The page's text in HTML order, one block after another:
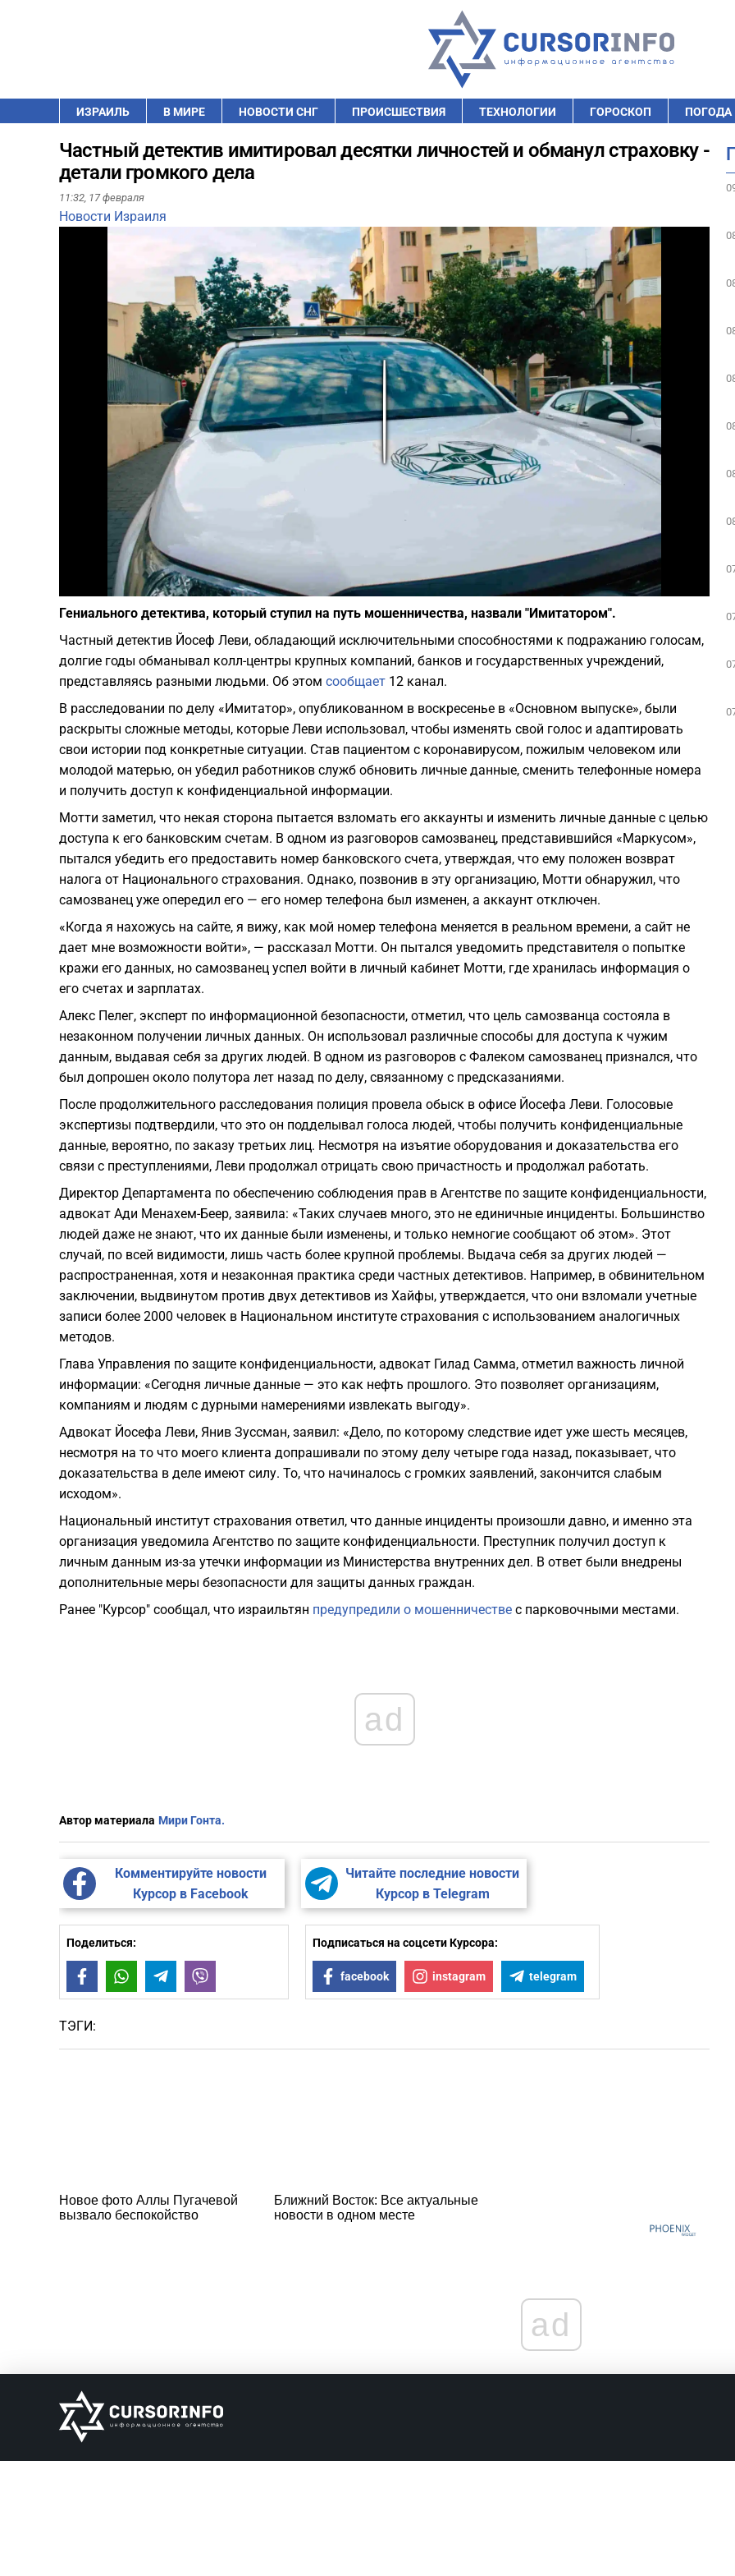
ИЗРАИЛЬ В МИРЕ НОВОСТИ СНГ ПРОИСШЕСТВИЯ ТЕХНОЛОГИИ ГОРОСКОП ПОГОДА
Частный детектив имитировал десятки личностей и обманул страховку -
детали громкого дела
11:32, 17 февраля
Новости Израиля
Play
Фото: depositphotos.com
Гениального детектива, который ступил на путь мошенничества, назвали "Имитатором".
Частный детектив Йосеф Леви, обладающий исключительными способностями к подражанию голосам,
долгие годы обманывал колл-центры крупных компаний, банков и государственных учреждений,
представляясь разными людьми. Об этом сообщает 12 канал.
В расследовании по делу «Имитатор», опубликованном в воскресенье в «Основном выпуске», были
раскрыты сложные методы, которые Леви использовал, чтобы изменять свой голос и адаптировать
свои истории под конкретные ситуации. Став пациентом с коронавирусом, пожилым человеком или
молодой матерью, он убедил работников служб обновить личные данные, сменить телефонные номера
и получить доступ к конфиденциальной информации.
Мотти заметил, что некая сторона пытается взломать его аккаунты и изменить личные данные с целью
доступа к его банковским счетам. В одном из разговоров самозванец, представившийся «Маркусом»,
пытался убедить его предоставить номер банковского счета, утверждая, что ему положен возврат
налога от Национального страхования. Однако, позвонив в эту организацию, Мотти обнаружил, что
самозванец уже опередил его — его номер телефона был изменен, а аккаунт отключен.
«Когда я нахожусь на сайте, я вижу, как мой номер телефона меняется в реальном времени, а сайт не
дает мне возможности войти», — рассказал Мотти. Он пытался уведомить представителя о попытке
кражи его данных, но самозванец успел войти в личный кабинет Мотти, где хранилась информация о
его счетах и зарплатах.
Алекс Пелег, эксперт по информационной безопасности, отметил, что цель самозванца состояла в
незаконном получении личных данных. Он использовал различные способы для доступа к чужим
данным, выдавая себя за других людей. В одном из разговоров с Фалеком самозванец признался, что
был допрошен около полутора лет назад по делу, связанному с предсказаниями.
После продолжительного расследования полиция провела обыск в офисе Йосефа Леви. Голосовые
экспертизы подтвердили, что это он подделывал голоса людей, чтобы получить конфиденциальные
данные, вероятно, по заказу третьих лиц. Несмотря на изъятие оборудования и доказательства его
связи с преступлениями, Леви продолжал отрицать свою причастность и продолжал работать.
Директор Департамента по обеспечению соблюдения прав в Агентстве по защите конфиденциальности,
адвокат Ади Менахем-Беер, заявила: «Таких случаев много, это не единичные инциденты. Большинство
людей даже не знают, что их данные были изменены, и только немногие сообщают об этом». Этот
случай, по всей видимости, лишь часть более крупной проблемы. Выдача себя за других людей —
распространенная, хотя и незаконная практика среди частных детективов. Например, в обвинительном
заключении, выдвинутом против двух детективов из Хайфы, утверждается, что они взломали учетные
записи более 2000 человек в Национальном институте страхования с использованием аналогичных
методов.
Глава Управления по защите конфиденциальности, адвокат Гилад Самма, отметил важность личной
информации: «Сегодня личные данные — это как нефть прошлого. Это позволяет организациям,
компаниям и людям с дурными намерениями извлекать выгоду».
Адвокат Йосефа Леви, Янив Зуссман, заявил: «Дело, по которому следствие идет уже шесть месяцев,
несмотря на то что моего клиента допрашивали по этому делу четыре года назад, показывает, что
доказательства в деле имеют силу. То, что начиналось с громких заявлений, закончится слабым
исходом».
Национальный институт страхования ответил, что данные инциденты произошли давно, и именно эта
организация уведомила Агентство по защите конфиденциальности. Преступник получил доступ к
личным данным из-за утечки информации из Министерства внутренних дел. В ответ были внедрены
дополнительные меры безопасности для защиты данных граждан.
Ранее "Курсор" сообщал, что израильтян предупредили о мошенничестве с парковочными местами.
ad
Автор материала Мири Гонта.
Комментируйте новости
Курсор в Facebook
Читайте последние новости
Курсор в Telegram
Поделиться:
FacebookWhatsAppTelegram
Подписаться на соцсети Курсора:
facebook instagram telegram
ТЭГИ:
Новое фото Аллы Пугачевой
вызвало беспокойство
Ближний Восток: Все актуальные
новости в одном месте
ad